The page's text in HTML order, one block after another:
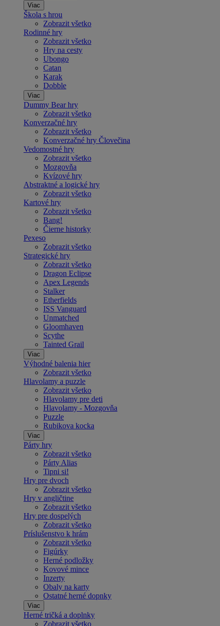
Viac
Škola s hrou
Zobrazit všetko
Rodinné hry
Zobrazit všetko
Hry na cesty
Ubongo
Catan
Karak
Dobble
Viac
Dummy Bear hry
Zobrazit všetko
Konverzačné hry
Zobrazit všetko
Konverzačné hry Človečina
Vedomostné hry
Zobrazit všetko
Mozgovňa
Kvízové hry
Abstraktné a logické hry
Zobrazit všetko
Kartové hry
Zobrazit všetko
Bang!
Čierne historky
Pexeso
Zobrazit všetko
Strategické hry
Zobrazit všetko
Dragon Eclipse
Apex Legends
Stalker
Etherfields
ISS Vanguard
Unmatched
Gloomhaven
Scythe
Tainted Grail
Viac
Výhodné balenia hier
Zobrazit všetko
Hlavolamy a puzzle
Zobrazit všetko
Hlavolamy pre deti
Hlavolamy - Mozgovňa
Puzzle
Rubikova kocka
Viac
Párty hry
Zobrazit všetko
Párty Alias
Tipni si!
Hry pre dvoch
Zobrazit všetko
Hry v angličtine
Zobrazit všetko
Hry pre dospelých
Zobrazit všetko
Príslušenstvo k hrám
Zobrazit všetko
Figúrky
Herné podložky
Kovové mince
Inzerty
Obaly na karty
Ostatné herné dopnky
Viac
Herné tričká a doplnky
Zobrazit všetko